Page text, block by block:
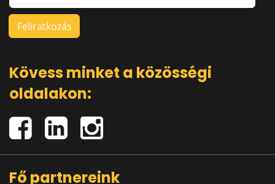
Kövess minket a közösségi
oldalakon:
Fő partnereink